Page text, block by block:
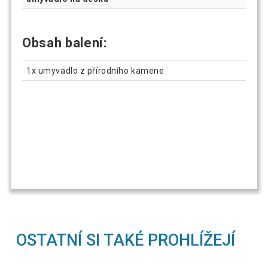
Obsah balení:
1x umyvadlo z přírodního kamene
OSTATNÍ SI TAKÉ PROHLÍŽEJÍ